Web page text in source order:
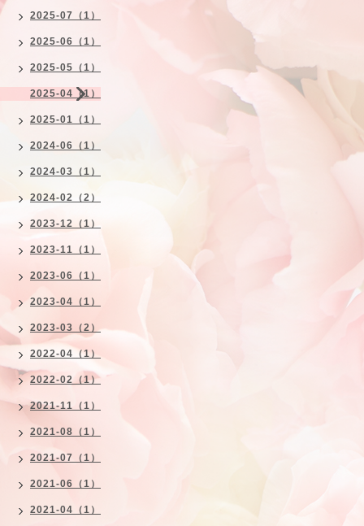
2025-07（1）
2025-06（1）
2025-05（1）
2025-04（1）
2025-01（1）
2024-06（1）
2024-03（1）
2024-02（2）
2023-12（1）
2023-11（1）
2023-06（1）
2023-04（1）
2023-03（2）
2022-04（1）
2022-02（1）
2021-11（1）
2021-08（1）
2021-07（1）
2021-06（1）
2021-04（1）